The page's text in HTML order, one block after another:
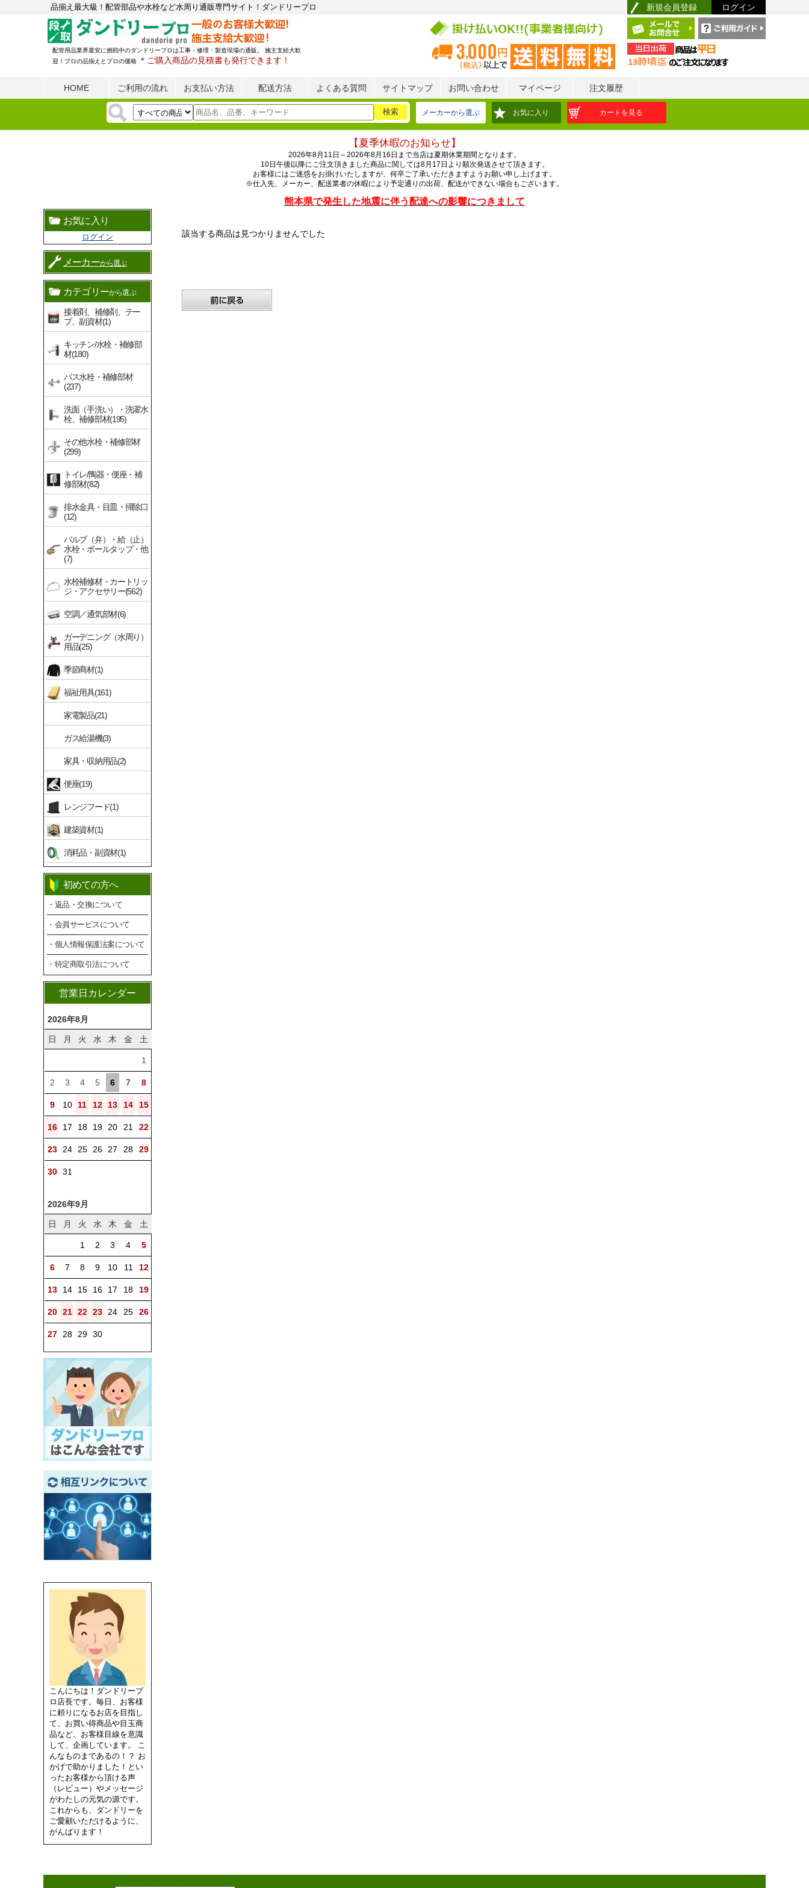
品揃え最大級！配管部品や水栓など水周り通販専門サイト！ダンドリープロ 新規会員登録 ログイン
配管用品業界最安に挑戦中のダンドリープロは工事・修理・製造現場の通販。 施主支給大歓
迎！プロの品揃えとプロの価格
＊ご購入商品の見積書も発行できます！
HOME ご利用の流れ お支払い方法 配送方法 よくある質問 サイトマップ お問い合わせ マイページ 注文履歴
メーカーから選ぶ お気に入り カートを見る
【夏季休暇のお知らせ】
2026年8月11日～2026年8月16日まで当店は夏期休業期間となります。
10日午後以降にご注文頂きました商品に関しては8月17日より順次発送させて頂きます。
お客様にはご迷惑をお掛けいたしますが、何卒ご了承いただきますようお願い申し上げます。
※仕入先、メーカー、配送業者の休暇により予定通りの出荷、配送ができない場合もございます。
熊本県で発生した地震に伴う配達への影響につきまして
お気に入り
ログイン
メーカーから選ぶ
カテゴリーから選ぶ
接着剤、補修剤、テー
プ、副資材(1)
キッチン/水栓・補修部
材(180)
バス水栓・補修部材
(237)
洗面（手洗い）・洗濯水
栓、補修部材(195)
その他水栓・補修部材
(299)
トイレ/陶器・便座・補
修部材(82)
排水金具・目皿・掃除口
(12)
バルブ（弁）・給（止）
水栓・ボールタップ・他
(7)
水栓補修材・カートリッ
ジ・アクセサリー(562)
空調／通気部材(6)
ガーデニング（水周り）
用品(25)
季節商材(1)
福祉用具(161)
家電製品(21)
ガス給湯機(3)
家具・収納用品(2)
便座(19)
レンジフード(1)
建築資材(1)
消耗品・副資材(1)
初めての方へ
・返品・交換について
・会員サービスについて
・個人情報保護法案について
・特定商取引法について
営業日カレンダー
2026年8月
日 月 火 水 木 金 土
1
2 3 4 5 6 7 8
9 10 11 12 13 14 15
16 17 18 19 20 21 22
23 24 25 26 27 28 29
30 31
2026年9月
日 月 火 水 木 金 土
1 2 3 4 5
6 7 8 9 10 11 12
13 14 15 16 17 18 19
20 21 22 23 24 25 26
27 28 29 30
こんにちは！ダンドリープ
ロ店長です。毎日、お客様
に頼りになるお店を目指し
て、お買い得商品や目玉商
品など、お客様目線を意識
して、企画しています。 こ
んなものまであるの！？ お
かげで助かりました！とい
ったお客様から頂ける声
（レビュー）やメッセージ
がわたしの元気の源です。
これからも、ダンドリーを
ご愛顧いただけるように、
がんばります！
該当する商品は見つかりませんでした